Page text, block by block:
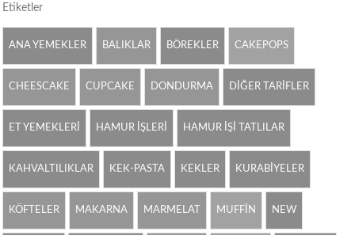
Etiketler
ANA YEMEKLER BALIKLAR BÖREKLER CAKEPOPS
CHEESCAKE CUPCAKE DONDURMA DİĞER TARİFLER
ET YEMEKLERİ HAMUR İŞLERİ HAMUR İŞİ TATLILAR
KAHVALTILIKLAR KEK-PASTA KEKLER KURABİYELER
KÖFTELER MAKARNA MARMELAT MUFFİN NEW